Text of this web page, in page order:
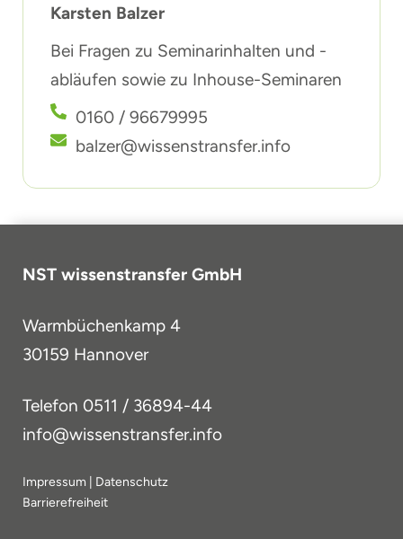
Karsten Balzer
Bei Fragen zu Seminarinhalten und -
abläufen sowie zu Inhouse-Seminaren
0160 / 96679995
balzer@wissenstransfer.info
NST wissenstransfer GmbH
Warmbüchenkamp 4
30159 Hannover
Telefon 0511 / 36894-44
info@wissenstransfer.info
Impressum
Datenschutz
Barrierefreiheit